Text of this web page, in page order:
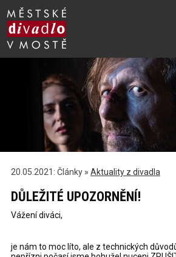
20.05.2021: Články » Aktuality z divadla
DŮLEŽITÉ UPOZORNĚNÍ!
Vážení diváci,
je nám to moc líto, ale z technických